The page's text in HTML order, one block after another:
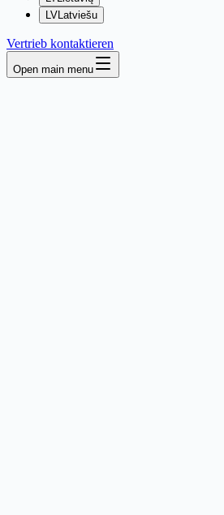
LVLatviešu
Vertrieb kontaktieren
Open main menu